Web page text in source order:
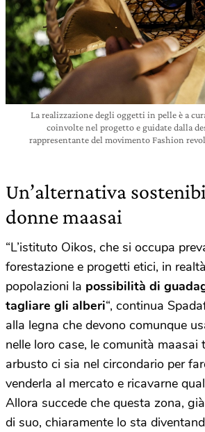
La realizzazione degli oggetti in pelle è a
coinvolte nel progetto e guidate dalla
rappresentante del movimento Fashion
Un’alternativa
donne maasai
“L’istituto Oikos, che si occupa
forestazione e progetti etici, in
popolazioni la possibilità di
tagliare gli alberi“, continua
alla legna che devono comunque
nelle loro case, le comunità maasai
arbusto ci sia nel circondario per
venderla al mercato e ricavarne
Allora succede che questa zona,
di suo, chiaramente lo sta